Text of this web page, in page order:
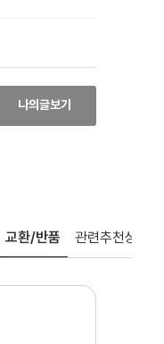
나의글보기
교환/반품 관련추천상품